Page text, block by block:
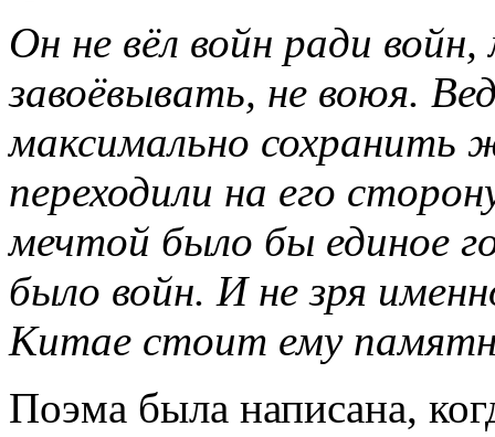
Он не вёл войн ради
завоёвывать, не воюя.
максимально сохранить
переходили на его
мечтой было бы единое
было войн. И не зря
Китае стоит ему
Поэма была написана,